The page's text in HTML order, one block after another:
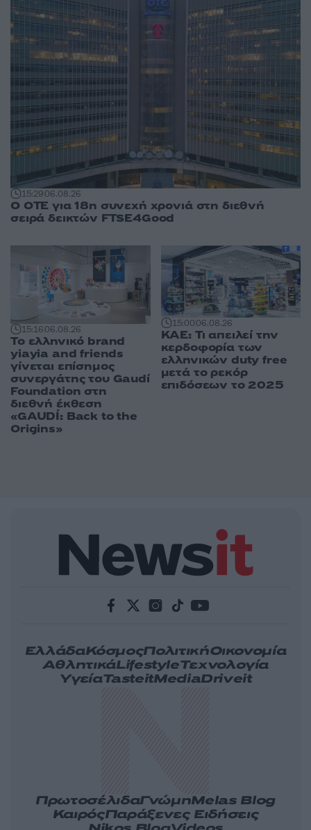
15:2906.08.26
Ο ΟΤΕ για 18η συνεχή χρονιά στη διεθνή
σειρά δεικτών FTSE4Good
15:1606.08.26
Το ελληνικό brand
yiayia and friends
γίνεται επίσημος
συνεργάτης του Gaudí
Foundation στη
διεθνή έκθεση
«GAUDÍ: Back to the
Origins»
15:0006.08.26
ΚΑΕ: Τι απειλεί την
κερδοφορία των
ελληνικών duty free
μετά το ρεκόρ
επιδόσεων το 2025
ΕλλάδαΚόσμοςΠολιτικήΟικονομία
ΑθλητικάLifestyleΤεχνολογία
ΥγείαTasteitMediaDriveit
ΠρωτοσέλιδαΓνώμηMelas Blog
ΚαιρόςΠαράξενες Ειδήσεις